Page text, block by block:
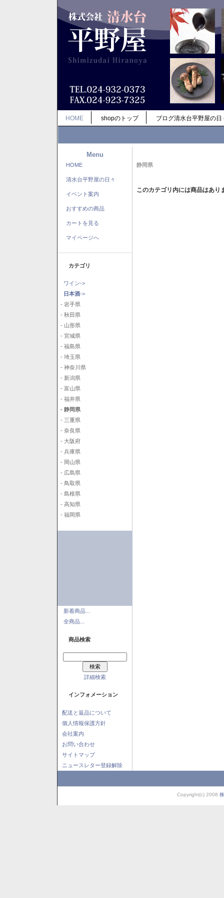
HOME shopのトップ ブログ清水台平野屋の日
Menu
HOME
清水台平野屋の日々
イベント案内
おすすめの商品
カートを見る
マイページへ
カテゴリ
ワイン->
日本酒->
- 岩手県
- 秋田県
- 山形県
- 宮城県
- 福島県
- 埼玉県
- 神奈川県
- 新潟県
- 富山県
- 福井県
- 静岡県
- 三重県
- 奈良県
- 大阪府
- 兵庫県
- 岡山県
- 広島県
- 鳥取県
- 島根県
- 高知県
- 福岡県
新着商品...
全商品...
商品検索
詳細検索
インフォメーション
配送と返品について
個人情報保護方針
会社案内
お問い合わせ
サイトマップ
ニュースレター登録解除
静岡県
このカテゴリ内には商品はあり
Copyright(c) 2008